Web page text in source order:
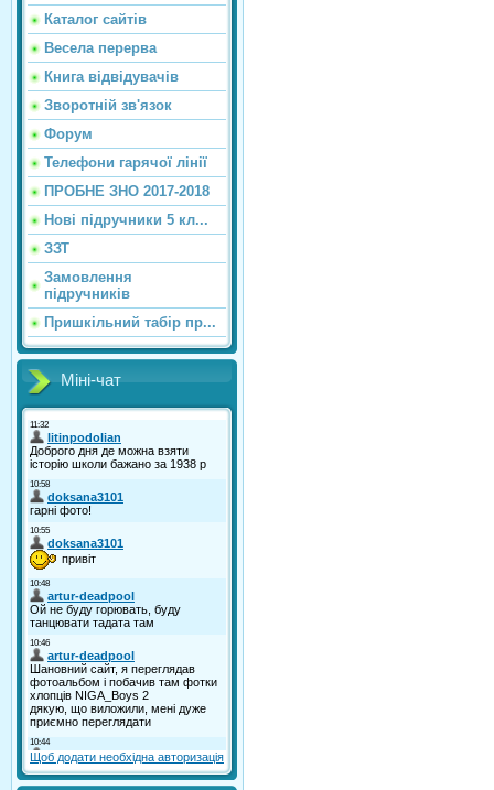
Каталог сайтiв
Весела перерва
Книга відвідувачів
Зворотній зв'язок
Форум
Телефони гарячої лінії
ПРОБНЕ ЗНО 2017-2018
Нові підручники 5 кл...
ЗЗТ
Замовлення
підручників
Пришкільний табір пр...
Міні-чат
Щоб додати необхідна авторизація